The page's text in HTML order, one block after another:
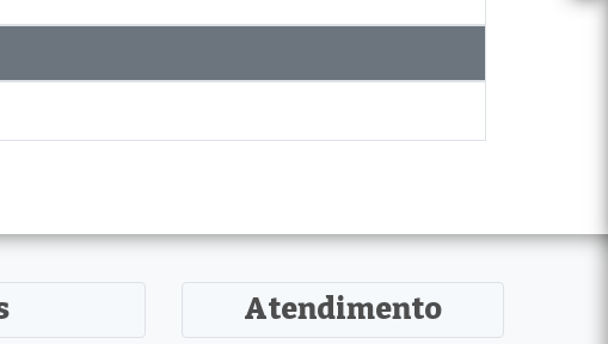
Atendimento